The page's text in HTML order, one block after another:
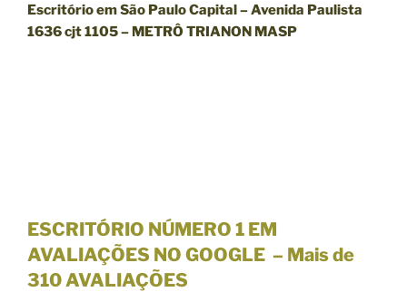
Escritório em São Paulo Capital – Avenida Paulista
1636 cjt 1105 – METRÔ TRIANON MASP
ESCRITÓRIO NÚMERO 1 EM
AVALIAÇÕES NO GOOGLE – Mais de
310 AVALIAÇÕES